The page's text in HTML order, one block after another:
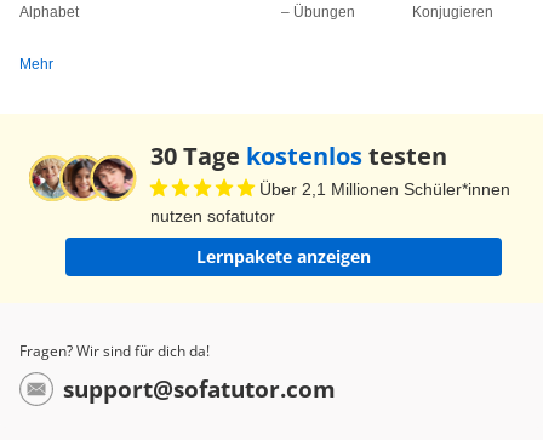
Alphabet
– Übungen
Konjugieren
Mehr
30 Tage kostenlostesten
Über 2,1 Millionen Schüler*innen
nutzen sofatutor
Lernpakete anzeigen
Fragen? Wir sind für dich da!
support@sofatutor.com